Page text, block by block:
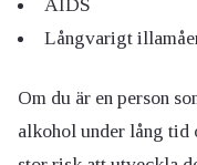
AIDS
Långvarigt
Om du är en person
alkohol under lång tid